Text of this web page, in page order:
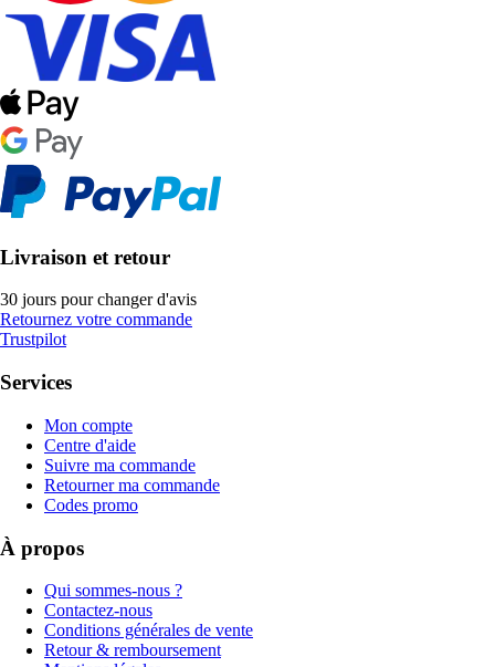
Livraison et retour
30 jours pour changer d'avis
Retournez votre commande
Trustpilot
Services
Mon compte
Centre d'aide
Suivre ma commande
Retourner ma commande
Codes promo
À propos
Qui sommes-nous ?
Contactez-nous
Conditions générales de vente
Retour & remboursement